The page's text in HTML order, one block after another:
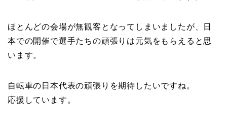
ほとんどの会場が無観客となってしまいましたが、日
本での開催で選手たちの頑張りは元気をもらえると思
います。
自転車の日本代表の頑張りを期待したいですね。
応援しています。